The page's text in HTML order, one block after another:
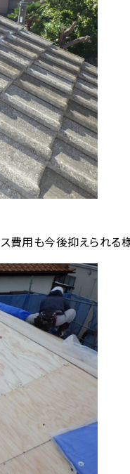
費用も今後抑えられる